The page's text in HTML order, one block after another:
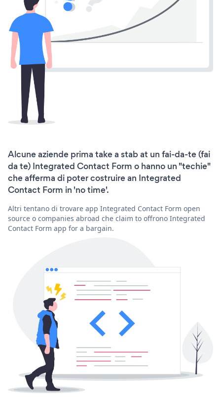
Alcune aziende prima take a stab at un fai-da-te (fai
da te) Integrated Contact Form o hanno un "techie"
che afferma di poter costruire an Integrated
Contact Form in 'no time'.
Altri tentano di trovare app Integrated Contact Form open
source o companies abroad che claim to offrono Integrated
Contact Form app for a bargain.